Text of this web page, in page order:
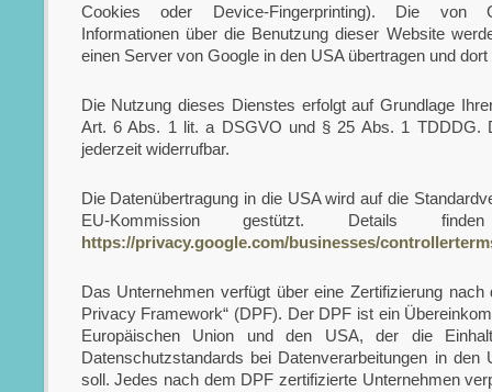
Cookies oder Device-Fingerprinting). Die von
Informationen über die Benutzung dieser Website
einen Server von Google in den USA übertragen und
Die Nutzung dieses Dienstes erfolgt auf Grundlage
Art. 6 Abs. 1 lit. a DSGVO und § 25 Abs. 1 TDDDG.
jederzeit widerrufbar.
Die Datenübertragung in die USA wird auf die
EU-Kommission gestützt. Details
https://privacy.google.com/businesses/
Das Unternehmen verfügt über eine Zertifizierung nach
Privacy Framework“ (DPF). Der DPF ist ein
Europäischen Union und den USA, der die
Datenschutzstandards bei Datenverarbeitungen in den
soll. Jedes nach dem DPF zertifizierte Unternehmen